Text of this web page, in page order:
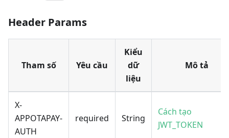
Header Params
Tham số Yêu cầu
Kiểu
dữ
liệu
Mô tả
X-
APPOTAPAY-
AUTH
required String
Cách tạo
JWT_TOKEN